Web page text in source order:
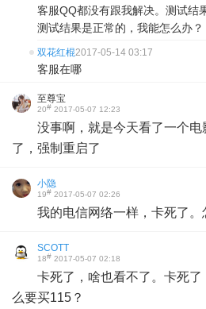
客服QQ都没有跟我解决。测试结
测试结果是正常的，我能怎么办？
双花红棍2017-05-14 03:17
客服在哪
至尊宝
20# 2017-05-07 12:23
没事啊，就是今天看了一个
了，强制重启了
小隐
19# 2017-05-07 02:26
我的电信网络一样，卡死了。
SCOTT
18# 2017-05-07 02:18
卡死了，啥也看不了。卡死
么要买115？